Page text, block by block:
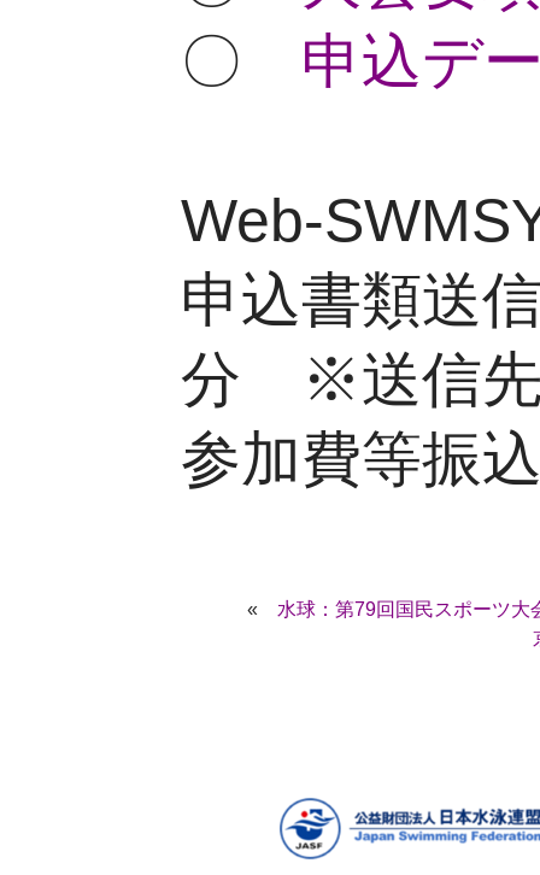
〇 申込デ
Web-
申込書類
分 ※送信先
参加費等
« 水球：第79回国民スポーツ大